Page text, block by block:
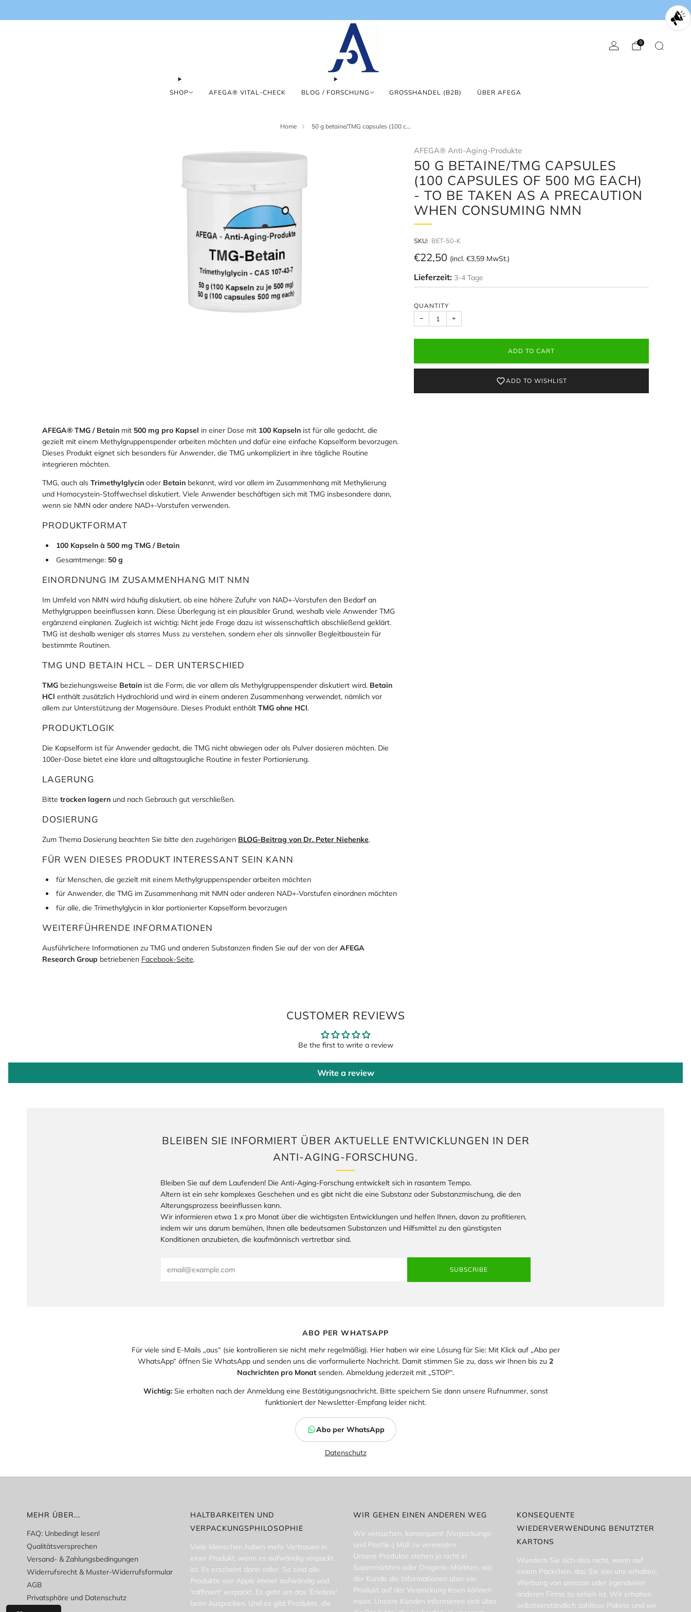
SHOP AFEGA® VITAL-CHECK BLOG / FORSCHUNG GROSSHANDEL (B2B) ÜBER AFEGA
0
Home 50 g betaine/TMG capsules (100 c...
AFEGA® Anti-Aging-Produkte
50 G BETAINE/TMG CAPSULES
(100 CAPSULES OF 500 MG EACH)
- TO BE TAKEN AS A PRECAUTION
WHEN CONSUMING NMN
SKU: BET-50-K
Regular
price
€22,50 (incl. €3,59 MwSt.)
Lieferzeit: 3-4 Tage
QUANTITY
− +
ADD TO CART
ADD TO WISHLIST
AFEGA® TMG / Betain mit 500 mg pro Kapsel in einer Dose mit 100 Kapseln ist für alle gedacht, die
gezielt mit einem Methylgruppenspender arbeiten möchten und dafür eine einfache Kapselform bevorzugen.
Dieses Produkt eignet sich besonders für Anwender, die TMG unkompliziert in ihre tägliche Routine
integrieren möchten.
TMG, auch als Trimethylglycin oder Betain bekannt, wird vor allem im Zusammenhang mit Methylierung
und Homocystein-Stoffwechsel diskutiert. Viele Anwender beschäftigen sich mit TMG insbesondere dann,
wenn sie NMN oder andere NAD+-Vorstufen verwenden.
PRODUKTFORMAT
100 Kapseln à 500 mg TMG / Betain
Gesamtmenge: 50 g
EINORDNUNG IM ZUSAMMENHANG MIT NMN
Im Umfeld von NMN wird häufig diskutiert, ob eine höhere Zufuhr von NAD+-Vorstufen den Bedarf an
Methylgruppen beeinflussen kann. Diese Überlegung ist ein plausibler Grund, weshalb viele Anwender TMG
ergänzend einplanen. Zugleich ist wichtig: Nicht jede Frage dazu ist wissenschaftlich abschließend geklärt.
TMG ist deshalb weniger als starres Muss zu verstehen, sondern eher als sinnvoller Begleitbaustein für
bestimmte Routinen.
TMG UND BETAIN HCL – DER UNTERSCHIED
TMG beziehungsweise Betain ist die Form, die vor allem als Methylgruppenspender diskutiert wird. Betain
HCl enthält zusätzlich Hydrochlorid und wird in einem anderen Zusammenhang verwendet, nämlich vor
allem zur Unterstützung der Magensäure. Dieses Produkt enthält TMG ohne HCl.
PRODUKTLOGIK
Die Kapselform ist für Anwender gedacht, die TMG nicht abwiegen oder als Pulver dosieren möchten. Die
100er-Dose bietet eine klare und alltagstaugliche Routine in fester Portionierung.
LAGERUNG
Bitte trocken lagern und nach Gebrauch gut verschließen.
DOSIERUNG
Zum Thema Dosierung beachten Sie bitte den zugehörigen BLOG-Beitrag von Dr. Peter Niehenke.
FÜR WEN DIESES PRODUKT INTERESSANT SEIN KANN
für Menschen, die gezielt mit einem Methylgruppenspender arbeiten möchten
für Anwender, die TMG im Zusammenhang mit NMN oder anderen NAD+-Vorstufen einordnen möchten
für alle, die Trimethylglycin in klar portionierter Kapselform bevorzugen
WEITERFÜHRENDE INFORMATIONEN
Ausführlichere Informationen zu TMG und anderen Substanzen finden Sie auf der von der AFEGA
Research Group betriebenen Facebook-Seite.
CUSTOMER REVIEWS
Be the first to write a review
Write a review
BLEIBEN SIE INFORMIERT ÜBER AKTUELLE ENTWICKLUNGEN IN DER
ANTI-AGING-FORSCHUNG.
Bleiben Sie auf dem Laufenden! Die Anti-Aging-Forschung entwickelt sich in rasantem Tempo.
Altern ist ein sehr komplexes Geschehen und es gibt nicht die eine Substanz oder Substanzmischung, die den
Alterungsprozess beeinflussen kann.
Wir informieren etwa 1 x pro Monat über die wichtigsten Entwicklungen und helfen Ihnen, davon zu profitieren,
indem wir uns darum bemühen, Ihnen alle bedeutsamen Substanzen und Hilfsmittel zu den günstigsten
Konditionen anzubieten, die kaufmännisch vertretbar sind.
SUBSCRIBE
ABO PER WHATSAPP
Für viele sind E-Mails „aus“ (sie kontrollieren sie nicht mehr regelmäßig). Hier haben wir eine Lösung für Sie: Mit Klick auf „Abo per
WhatsApp“ öffnen Sie WhatsApp und senden uns die vorformulierte Nachricht. Damit stimmen Sie zu, dass wir Ihnen bis zu 2
Nachrichten pro Monat senden. Abmeldung jederzeit mit „STOP“.
Wichtig:Sie erhalten nach der Anmeldung eine Bestätigungsnachricht. Bitte speichern Sie dann unsere Rufnummer, sonst
funktioniert der Newsletter-Empfang leider nicht.
Abo per WhatsApp
Datenschutz
MEHR ÜBER...
FAQ: Unbedingt lesen!
Qualitätsversprechen
Versand- & Zahlungsbedingungen
Widerrufsrecht & Muster-Widerrufsformular
AGB
Privatsphäre und Datenschutz
HALTBARKEITEN UND
VERPACKUNGSPHILOSOPHIE
Viele Menschen haben mehr Vertrauen in
einer Produkt, wenn es aufwändig verpackt
ist. Es erscheint dann edler. So sind alle
Produkte von Apple immer aufwändig und
'raffiniert' verpackt. Es geht um das 'Erlebnis'
beim Auspacken. Und es gibt Produkte, die
WIR GEHEN EINEN ANDEREN WEG
Wir versuchen, konsequent (Verpackungs-
und Plastik-) Müll zu vermeiden.
Unsere Produkte stehen ja nicht in
Supermärkten oder Drogerie-Märkten, wo
der Kunde die Informationen über ein
Produkt auf der Verpackung lesen können
muss. Unsere Kunden informieren sich über
KONSEQUENTE
WIEDERVERWENDUNG BENUTZTER
KARTONS
Wundern Sie sich also nicht, wenn auf
einem Päckchen, das Sie von uns erhalten,
Werbung von amazon oder irgendeiner
anderen Firma zu sehen ist. Wir erhalten
selbstverständlich zahllose Pakete und wir
Log in to your account to add products to your wishlist and view your